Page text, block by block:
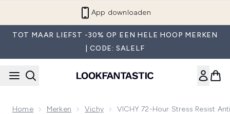
App downloaden
TOT MAAR LIEFST -30% OP EEN HELE HOOP MERKEN
| CODE: SALELF
Home Merken Vichy VICHY 72-Hour Stress Resist